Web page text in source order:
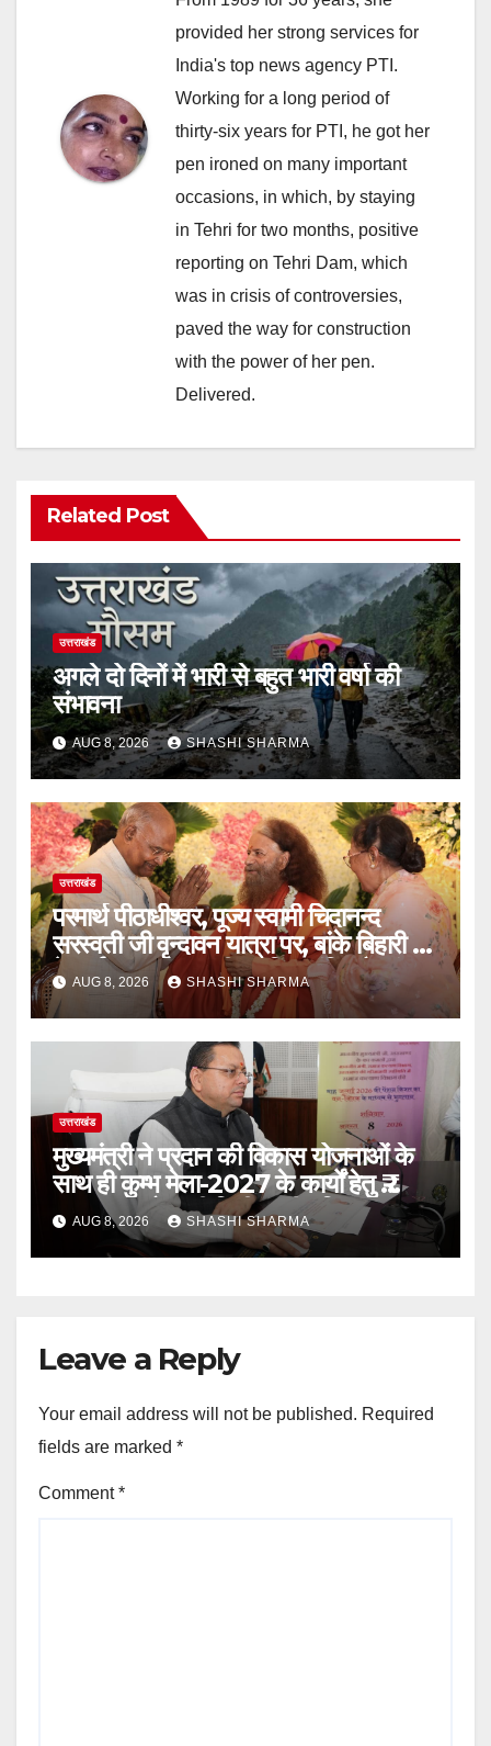
provided her strong services for
India's top news agency PTI.
Working for a long period of
thirty-six years for PTI, he got her
pen ironed on many important
occasions, in which, by staying
in Tehri for two months, positive
reporting on Tehri Dam, which
was in crisis of controversies,
paved the way for construction
with the power of her pen.
Delivered.
Related Post
उत्तराखंड
अगले दो दिनों में भारी से बहुत भारी वर्षा की
संभावना
AUG 8, 2026 SHASHI SHARMA
उत्तराखंड
परमार्थ पीठाधीश्वर, पूज्य स्वामी चिदानन्द
सरस्वती जी वृन्दावन यात्रा पर, बांके बिहारी जी
के दर्शन कर भारत की समृद्धि, शांति और मंगल
की प्रार्थना
AUG 8, 2026 SHASHI SHARMA
उत्तराखंड
मुख्यमंत्री ने प्रदान की विकास योजनाओं के
साथ ही कुम्भ मेला-2027 के कार्यों हेतु ₹
80.96 करोड़ की वित्तीय स्वीकृति
AUG 8, 2026 SHASHI SHARMA
Leave a Reply
Your email address will not be published. Required
fields are marked *
Comment*